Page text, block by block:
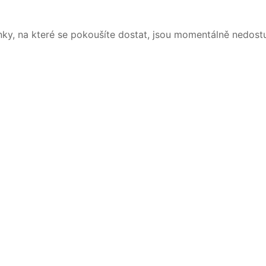
na které se pokoušíte dostat, jsou momentálně